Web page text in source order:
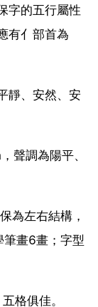
字的五行屬性
有亻部首為
靜、安然、安
聲調為陽平、
為左右結構，
筆畫6畫；字型
格俱佳。